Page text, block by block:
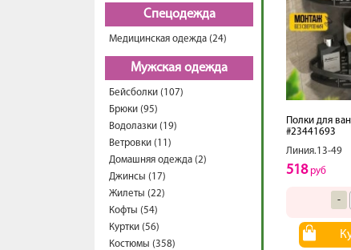
Спецодежда
Медицинская одежда (24)
Мужская одежда
Бейсболки (107)
Брюки (95)
Водолазки (19)
Ветровки (11)
Домашняя одежда (2)
Джинсы (17)
Жилеты (22)
Кофты (54)
Куртки (56)
Костюмы (358)
Полки для
#23441693
Линия.13-49
518руб
-